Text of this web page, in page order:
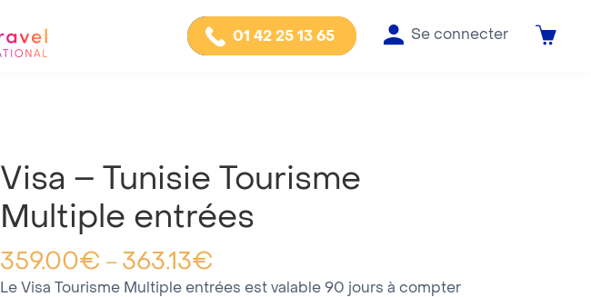
01 42 25 13 65 Se connecter
Visa – Tunisie Tourisme
Multiple entrées
359.00€ – 363.13€
Le Visa Tourisme Multiple entrées est valable 90 jours à compter